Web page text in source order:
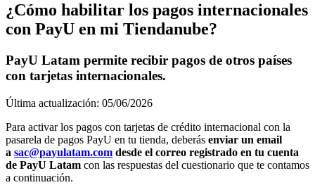
¿Cómo habilitar los pagos internacionales
con PayU en mi Tiendanube?
PayU Latam permite recibir pagos de otros países
con tarjetas internacionales.
Última actualización: 05/06/2026
Para activar los pagos con tarjetas de crédito internacional con la
pasarela de pagos PayU en tu tienda, deberás enviar un email
a sac@payulatam.com desde el correo registrado en tu cuenta
de PayU Latam con las respuestas del cuestionario que te contamos
a continuación.